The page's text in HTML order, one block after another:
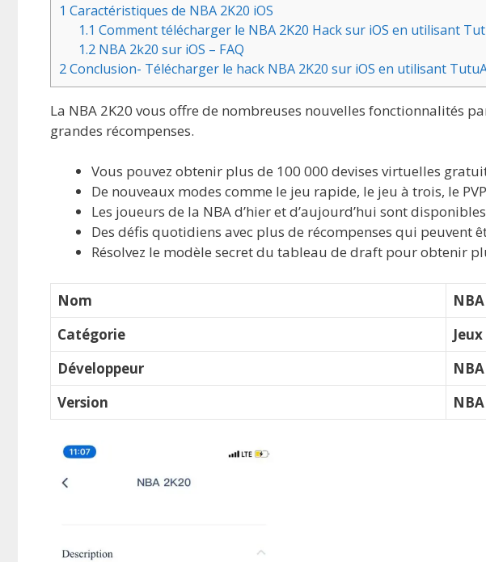
1 Caractéristiques de NBA 2K20 iOS
1.1 Comment télécharger le NBA 2K20 Hack sur iOS en utilisant
1.2 NBA 2k20 sur iOS – FAQ
2Conclusion- Télécharger le hack NBA 2K20 sur iOS en utilisant
La NBA 2K20 vous offre de nombreuses nouvelles fonctionnalités
grandes récompenses.
Vous pouvez obtenir plus de 100 000 devises virtuelles
De nouveaux modes comme le jeu rapide, le jeu à trois, le
Les joueurs de la NBA d’hier et d’aujourd’hui sont
Des défis quotidiens avec plus de récompenses qui peuvent
Résolvez le modèle secret du tableau de draft pour obtenir
Nom
Catégorie
Développeur
Version